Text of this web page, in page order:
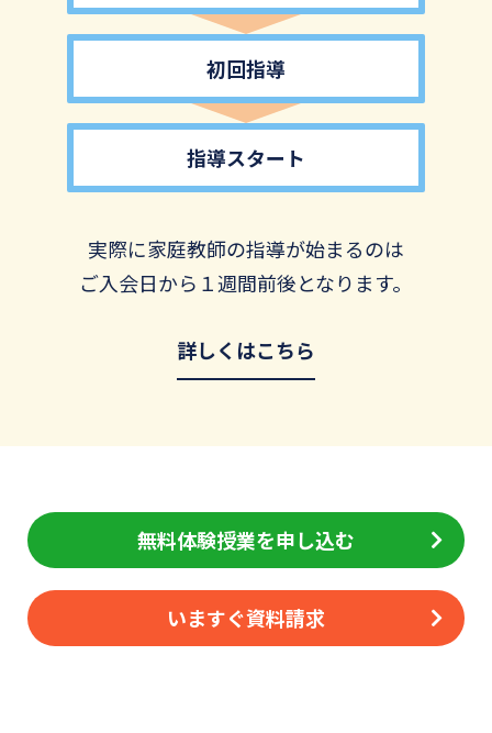
初回指導
指導スタート
実際に家庭教師の指導が始まるのは
ご入会日から１週間前後となります。
詳しくはこちら
無料体験授業を申し込む
いますぐ資料請求